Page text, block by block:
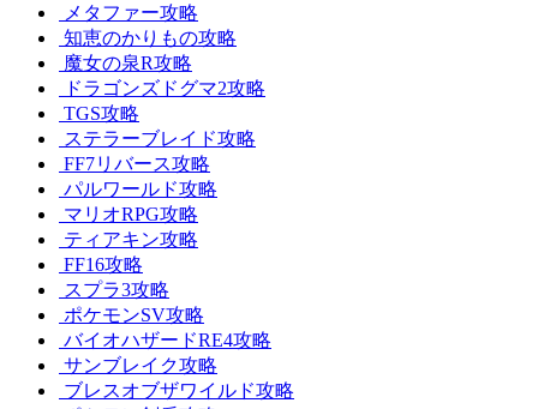
メタファー攻略
知恵のかりもの攻略
魔女の泉R攻略
ドラゴンズドグマ2攻略
TGS攻略
ステラーブレイド攻略
FF7リバース攻略
パルワールド攻略
マリオRPG攻略
ティアキン攻略
FF16攻略
スプラ3攻略
ポケモンSV攻略
バイオハザードRE4攻略
サンブレイク攻略
ブレスオブザワイルド攻略